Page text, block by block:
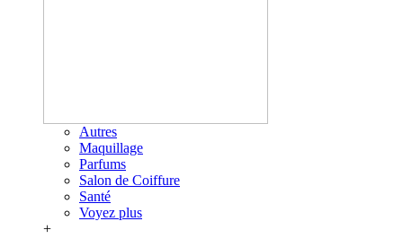
Autres
Maquillage
Parfums
Salon de Coiffure
Santé
Voyez plus
+